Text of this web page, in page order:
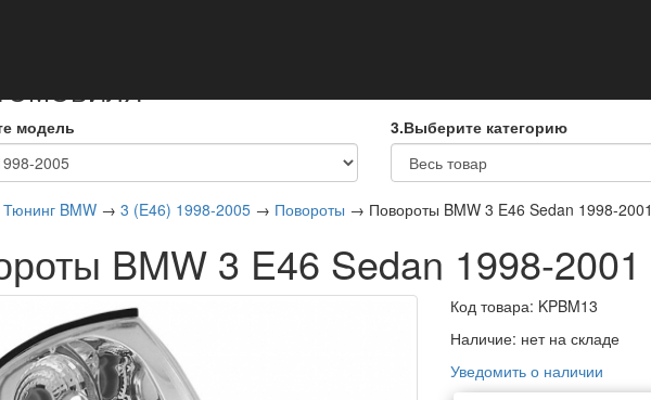
модель 3.Выберите категорию
Тюнинг BMW → 3 (E46) 1998-2005 → Повороты → Повороты BMW 3 E46 Sedan 1998-2001
BMW 3 E46 Sedan 1998-2001
Код товара: KPBM13
Наличие: нет на складе
Уведомить о наличии